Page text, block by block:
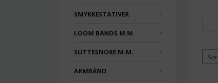
SMYKKESTATIVER
LOOM BANDS M.M.
SUTTESNORE M.M.
ARMBÅND